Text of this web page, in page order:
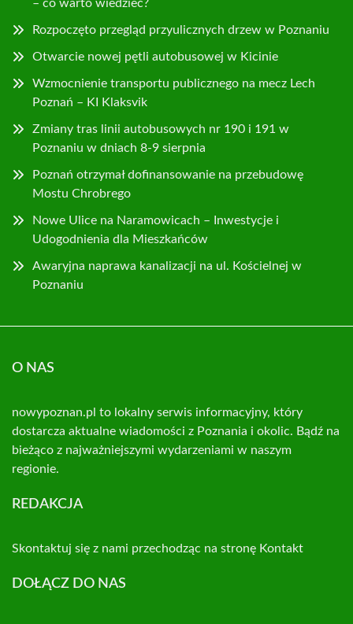
– co warto wiedzieć?
Rozpoczęto przegląd przyulicznych drzew w Poznaniu
Otwarcie nowej pętli autobusowej w Kicinie
Wzmocnienie transportu publicznego na mecz Lech
Poznań – KI Klaksvik
Zmiany tras linii autobusowych nr 190 i 191 w
Poznaniu w dniach 8-9 sierpnia
Poznań otrzymał dofinansowanie na przebudowę
Mostu Chrobrego
Nowe Ulice na Naramowicach – Inwestycje i
Udogodnienia dla Mieszkańców
Awaryjna naprawa kanalizacji na ul. Kościelnej w
Poznaniu
O NAS
nowypoznan.pl to lokalny serwis informacyjny, który
dostarcza aktualne wiadomości z Poznania i okolic. Bądź na
bieżąco z najważniejszymi wydarzeniami w naszym
regionie.
REDAKCJA
Skontaktuj się z nami przechodząc na stronę Kontakt
DOŁĄCZ DO NAS